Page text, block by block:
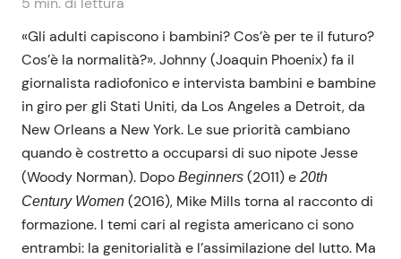
«Gli adulti capiscono i bambini? Cos’è per te il futuro?
Cos’è la normalità?». Johnny (Joaquin Phoenix) fa il
giornalista radiofonico e intervista bambini e bambine
in giro per gli Stati Uniti, da Los Angeles a Detroit, da
New Orleans a New York. Le sue priorità cambiano
quando è costretto a occuparsi di suo nipote Jesse
(Woody Norman). Dopo Beginners (2011) e 20th
Century Women (2016), Mike Mills torna al racconto di
formazione. I temi cari al regista americano ci sono
entrambi: la genitorialità e l’assimilazione del lutto. Ma